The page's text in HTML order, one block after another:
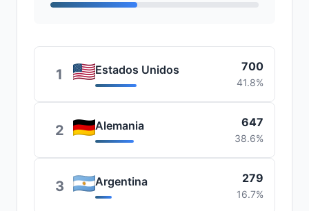
1 Estados Unidos 700
41.8%
2 Alemania 647
38.6%
3 Argentina 279
16.7%